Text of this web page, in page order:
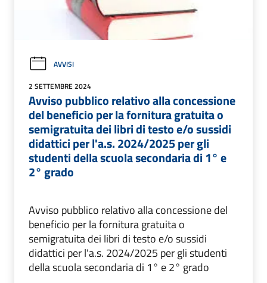
AVVISI
2 SETTEMBRE 2024
Avviso pubblico relativo alla concessione
del beneficio per la fornitura gratuita o
semigratuita dei libri di testo e/o sussidi
didattici per l'a.s. 2024/2025 per gli
studenti della scuola secondaria di 1° e
2° grado
Avviso pubblico relativo alla concessione del
beneficio per la fornitura gratuita o
semigratuita dei libri di testo e/o sussidi
didattici per l'a.s. 2024/2025 per gli studenti
della scuola secondaria di 1° e 2° grado